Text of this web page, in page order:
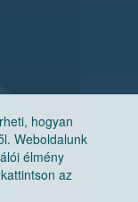
hogyan
Weboldalunk
élmény
az